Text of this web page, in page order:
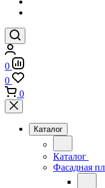
0
0
0
Каталог
Каталог
Фасадная